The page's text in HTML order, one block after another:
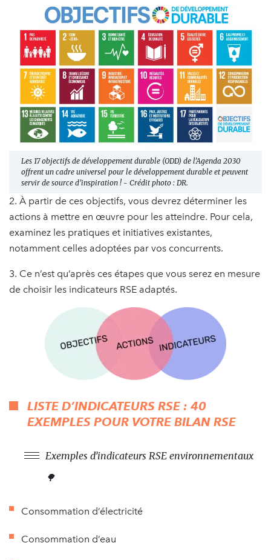
Les 17 objectifs de développement durable (ODD) de l’Agenda 2030
offrent un cadre universel pour le développement durable et peuvent
servir de source d’inspiration ! - Crédit photo : DR.
2. À partir de ces objectifs, vous devrez déterminer les
actions à mettre en œuvre pour les atteindre. Pour cela,
examinez les pratiques et initiatives existantes,
notamment celles adoptées par vos concurrents.
3. Ce n’est qu’après ces étapes que vous serez en mesure
de choisir les indicateurs RSE adaptés.
LISTE D’INDICATEURS RSE : 40
EXEMPLES POUR VOTRE BILAN RSE
Exemples d’indicateurs RSE environnementaux
🌳
Consommation d’électricité
Consommation d’eau